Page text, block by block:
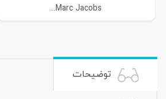
Marc Jacobs...
توضیحات